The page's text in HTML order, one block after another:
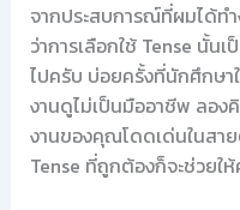
จากประสบการณ์ที่ผมได้ท
ว่าการเลือกใช้ Tense นั้น
ไปครับ บ่อยครั้งที่นักศึกษา
งานดูไม่เป็นมืออาชีพ ลอ
งานของคุณโดดเด่นในสา
Tense ที่ถูกต้องก็จะช่วย